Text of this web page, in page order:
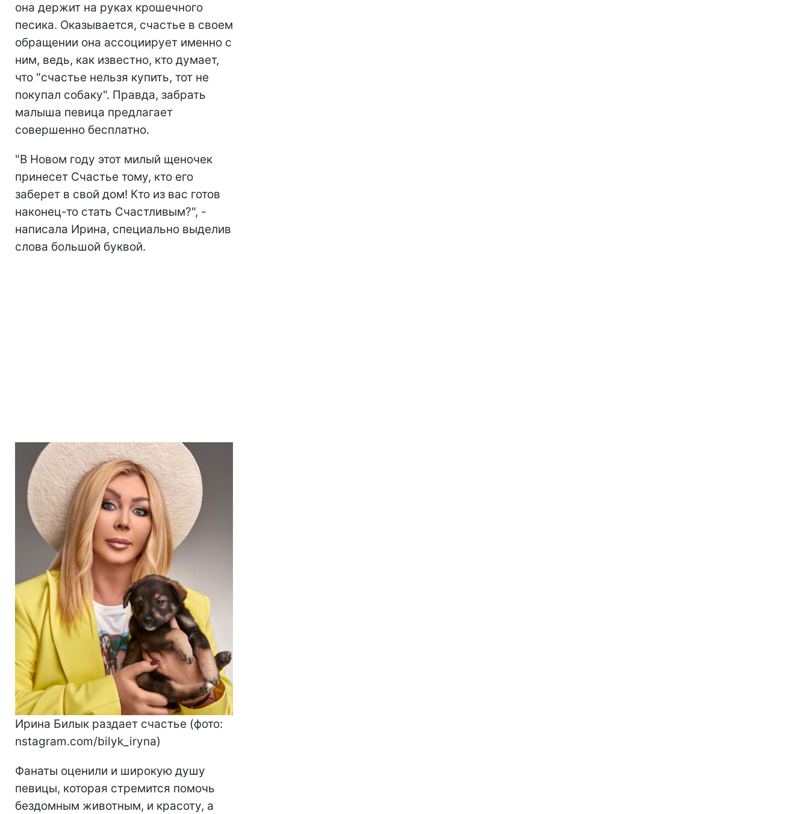
она держит на руках крошечного
песика. Оказывается, счастье в своем
обращении она ассоциирует именно с
ним, ведь, как известно, кто думает,
что "счастье нельзя купить, тот не
покупал собаку". Правда, забрать
малыша певица предлагает
совершенно бесплатно.
"В Новом году этот милый щеночек
принесет Счастье тому, кто его
заберет в свой дом! Кто из вас готов
наконец-то стать Счастливым?", -
написала Ирина, специально выделив
слова большой буквой.
Ирина Билык раздает счастье (фото:
nstagram.com/bilyk_iryna)
Фанаты оценили и широкую душу
певицы, которая стремится помочь
бездомным животным, и красоту, а